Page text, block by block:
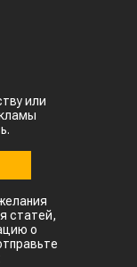
или
статей,
о